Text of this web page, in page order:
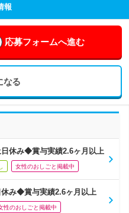
報
応募フォームへ進む
なる
休み◆賞与実績2.6ヶ月以上
女性のおしごと掲載中
み◆賞与実績2.6ヶ月以上
性のおしごと掲載中